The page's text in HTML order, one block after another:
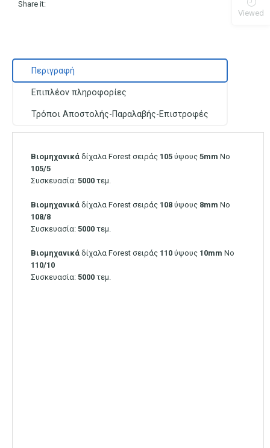
Share it:
Περιγραφή
Επιπλέον πληροφορίες
Τρόποι Αποστολής-Παραλαβής-Επιστροφές
Βιομηχανικά δίχαλα Forest σειράς 105 ύψους 5mm Νο
105/5
Συσκευασία: 5000 τεμ.
Βιομηχανικά δίχαλα Forest σειράς 108 ύψους 8mm Νο
108/8
Συσκευασία: 5000 τεμ.
Βιομηχανικά δίχαλα Forest σειράς 110 ύψους 10mm Νο
110/10
Συσκευασία: 5000 τεμ.
Viewed